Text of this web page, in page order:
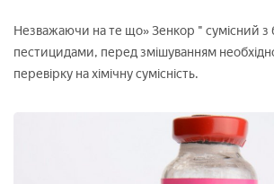
Незважаючи на те що» Зенкор " сумісний з
пестицидами, перед змішуванням
перевірку на хімічну сумісність.